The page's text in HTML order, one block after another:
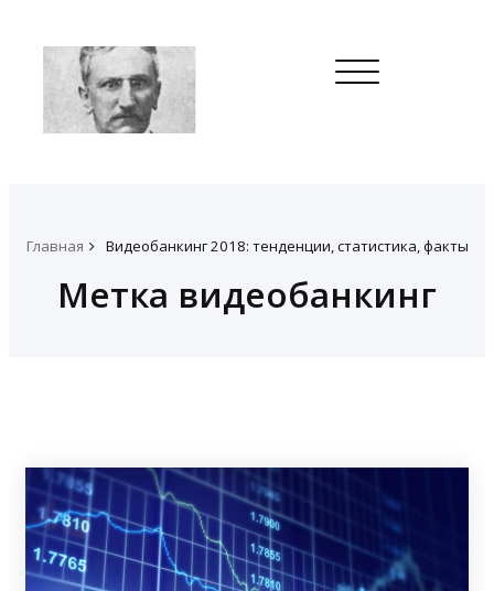
Toggle
navigation
Главная Видеобанкинг 2018: тенденции, статистика, факты
Метка видеобанкинг